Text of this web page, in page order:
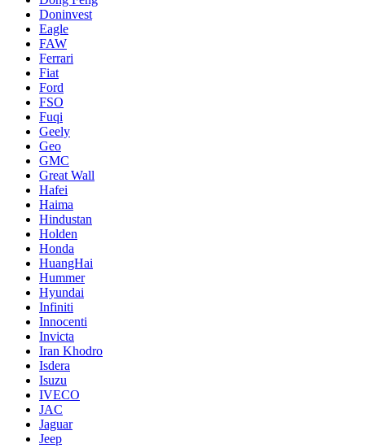
Doninvest
Eagle
FAW
Ferrari
Fiat
Ford
FSO
Fuqi
Geely
Geo
GMC
Great Wall
Hafei
Haima
Hindustan
Holden
Honda
HuangHai
Hummer
Hyundai
Infiniti
Innocenti
Invicta
Iran Khodro
Isdera
Isuzu
IVECO
JAC
Jaguar
Jeep